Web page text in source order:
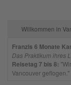
Willkommen in
Franzis 6 Monate
Das Praktikum ihres
Reisetag 7 bis 8:
Vancouver geflogen."